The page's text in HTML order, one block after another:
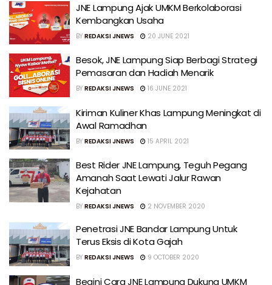
JNE Lampung Ajak UMKM Berkolaborasi
Kembangkan Usaha
BY REDAKSI JNEWS 20 JUNE 2021
Besok, JNE Lampung Siap Berbagi Strategi
Pemasaran dan Hadiah Menarik
BY REDAKSI JNEWS 16 JUNE 2021
Kiriman Kuliner Khas Lampung Meningkat di
Awal Ramadhan
BY REDAKSI JNEWS 15 APRIL 2021
Best Rider JNE Lampung, Teguh Pegang
Amanah Saat Lewati Jalur Rawan
Kejahatan
BY REDAKSI JNEWS 2 NOVEMBER 2020
Penetrasi JNE Bandar Lampung Untuk
Terus Eksis di Kota Gajah
BY REDAKSI JNEWS 9 OCTOBER 2020
Begini Cara JNE Lampung Dukung UMKM